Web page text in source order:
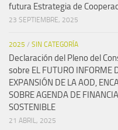
futura Estrategia de
23 SEPTIEMBRE, 2025
2025 / SIN CATEGORÍA
Declaración del Pleno del
sobre EL FUTURO INFORME
EXPANSIÓN DE LA AOD,
SOBRE AGENDA DE
SOSTENIBLE
21 ABRIL, 2025